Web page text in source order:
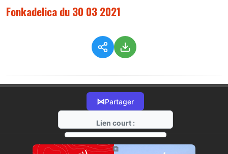
Fonkadelica du 30 03 2021
⋈Partager
Lien court :
https://radio-g.fr?4192
⧉